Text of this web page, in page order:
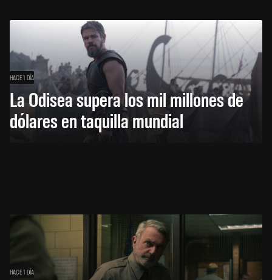
HACE 1 DÍA
La Odisea supera los mil millones de
dólares en taquilla mundial
HACE 1 DÍA